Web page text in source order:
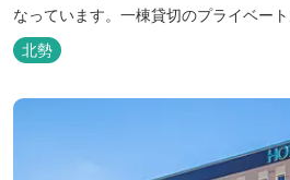
なっています。一棟貸切のプライベー
ごしてみては。
北勢